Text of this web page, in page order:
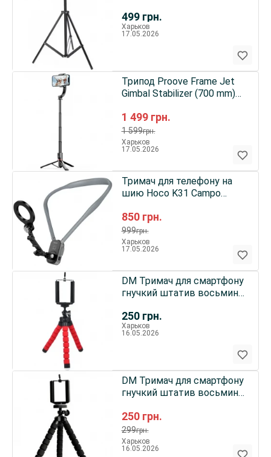
499 грн.
Харьков
17.05.2026
1 499 грн.
1 599грн.
Трипод Proove Frame Jet
Gimbal Stabilizer (700 mm)
Харьков
17.05.2026
850 грн.
999грн.
Тримач для телефону на
шию Hoco K31 Campo
holder Black Gray
Харьков
17.05.2026
250 грн.
DM Тримач для смартфону
гнучкий штатив восьминіг
Харьков
16.05.2026
250 грн.
299грн.
DM Тримач для смартфону
гнучкий штатив восьминіг
Харьков
16.05.2026